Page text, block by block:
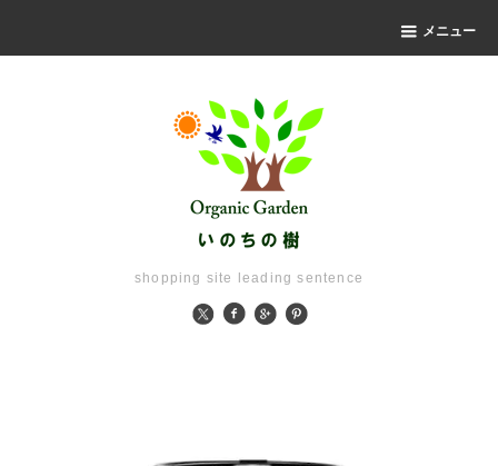
メニュー
shopping site leading sentence